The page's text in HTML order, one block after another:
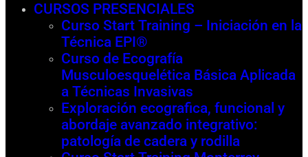
CURSOS PRESENCIALES
Curso Start Training – Iniciación en la
Técnica EPI®
Curso de Ecografía
Musculoesquelética Básica Aplicada
a Técnicas Invasivas
Exploración ecografica, funcional y
abordaje avanzado integrativo:
patología de cadera y rodilla